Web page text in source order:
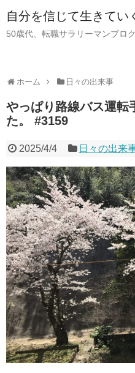
自分を信じて生きてい
50歳代、転職サラリーマンブロ
ホーム 日々の出来事
やっぱり路線バス運転
た。 #3159
2025/4/4 日々の出来